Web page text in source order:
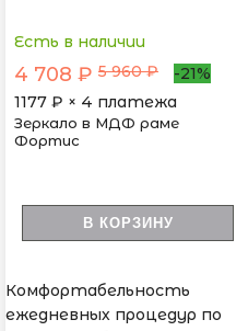
Есть в наличии
4 708 ₽ 5 960 ₽
-21%
1177 ₽ × 4 платежа
Зеркало в МДФ раме
Фортис
В КОРЗИНУ
Комфортабельность
ежедневных процедур по